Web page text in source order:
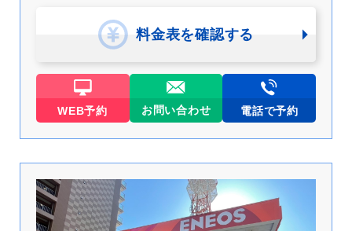
料金表を確認する
WEB予約 お問い合わせ 電話で予約